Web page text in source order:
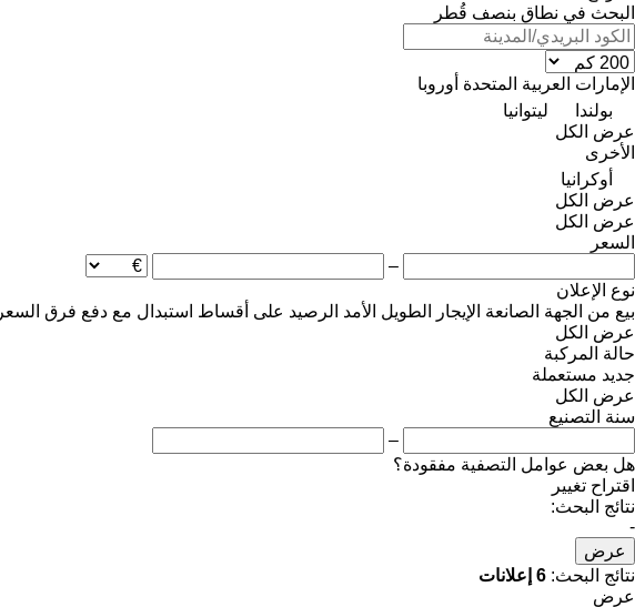
البحث في نطاق بنصف قُطر
الإمارات العربية المتحدة أوروبا
بولندا
ليتوانيا
عرض الكل
الأخرى
أوكرانيا
عرض الكل
عرض الكل
السعر
–
نوع الإعلان
بيع من الجهة الصانعة الإيجار الطويل الأمد الرصيد على أقساط استبدال مع دفع فرق السعر
عرض الكل
حالة المركبة
جديد مستعملة
عرض الكل
سنة التصنيع
–
هل بعض عوامل التصفية مفقودة؟
اقتراح تغيير
نتائج البحث:
-
عرض
نتائج البحث: 6 إعلانات
عرض